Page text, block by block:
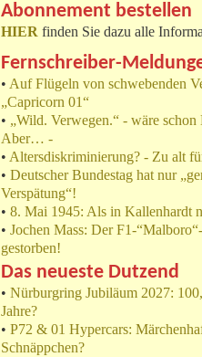
Abonnement bestellen
HIER finden Sie dazu alle
Fernschreiber-
• Auf Flügeln von schwebenden
„Capricorn 01“
• „Wild. Verwegen.“ - wäre
Aber… -
• Altersdiskriminierung? - Zu alt
• Deutscher Bundestag hat nur
Verspätung“!
• 8. Mai 1945: Als in Kallenhardt
• Jochen Mass: Der F1-
gestorben!
Das neueste Dutzend
• Nürburgring Jubiläum 2027:
Jahre?
• P72 & 01 Hypercars:
Schnäppchen?